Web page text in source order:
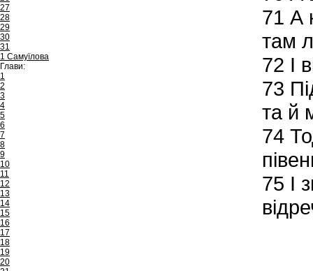
27
28
29
30
31
1 Самуїлова
Глави:
1
2
3
4
5
6
7
8
9
10
11
12
13
14
15
16
17
18
19
20
71 А
там
72 І
73
та й
74
75 І